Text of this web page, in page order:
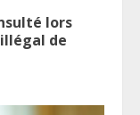
lors
de